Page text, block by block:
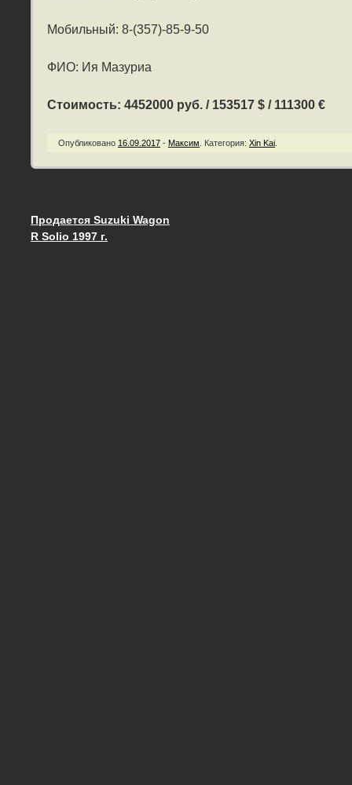
Мобильный: 8-(357)-85-9-50
ФИО: Ия Мазуриа
Стоимость: 4452000 руб. / 153517 $ / 111300 €
Опубликовано 16.09.2017 - Максим Категория: Xin Kai
Запись навигация
Продается Suzuki Wagon
R Solio 1997 г.